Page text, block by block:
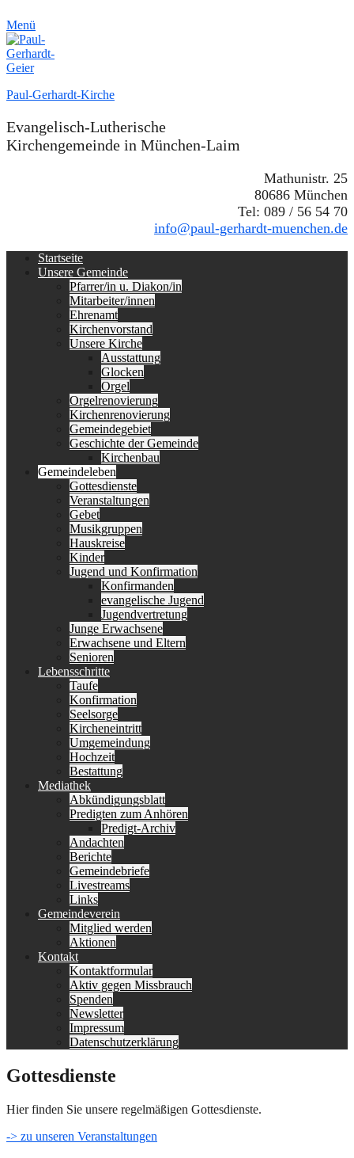
Menü
Paul-Gerhardt-Kirche
Evangelisch-Lutherische
Kirchengemeinde in München-Laim
Mathunistr. 25
80686 München
Tel: 089 / 56 54 70
info@paul-gerhardt-muenchen.de
Erstes
Menü
Startseite
Unsere Gemeinde
Pfarrer/in u. Diakon/in
Mitarbeiter/innen
Ehrenamt
Kirchenvorstand
Unsere Kirche
Ausstattung
Glocken
Orgel
Orgelrenovierung
Kirchenrenovierung
Gemeindegebiet
Geschichte der Gemeinde
Kirchenbau
Gemeindeleben
Gottesdienste
Veranstaltungen
Gebet
Musikgruppen
Hauskreise
Kinder
Jugend und Konfirmation
Konfirmanden
evangelische Jugend
Jugendvertretung
Junge Erwachsene
Erwachsene und Eltern
Senioren
Lebensschritte
Taufe
Konfirmation
Seelsorge
Kircheneintritt
Umgemeindung
Hochzeit
Bestattung
Mediathek
Abkündigungsblatt
Predigten zum Anhören
Predigt-Archiv
Andachten
Berichte
Gemeindebriefe
Livestreams
Links
Gemeindeverein
Mitglied werden
Aktionen
Kontakt
Kontaktformular
Aktiv gegen Missbrauch
Spenden
Newsletter
Impressum
Datenschutzerklärung
Gottesdienste
Hier finden Sie unsere regelmäßigen Gottesdienste.
-> zu unseren Veranstaltungen